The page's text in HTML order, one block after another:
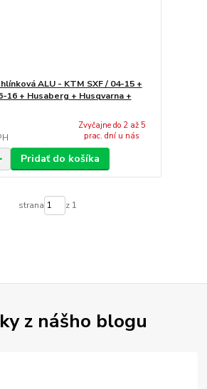
ALU - KTM SXF / 04-15 +
16 + Husaberg + Husqvarna +
Zvyčajne do 2 až 5
prac. dní u nás
Pridať do košíka
strana z 1
z nášho blogu